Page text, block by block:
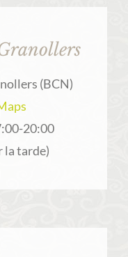
(BCN)
20:00
la tarde)